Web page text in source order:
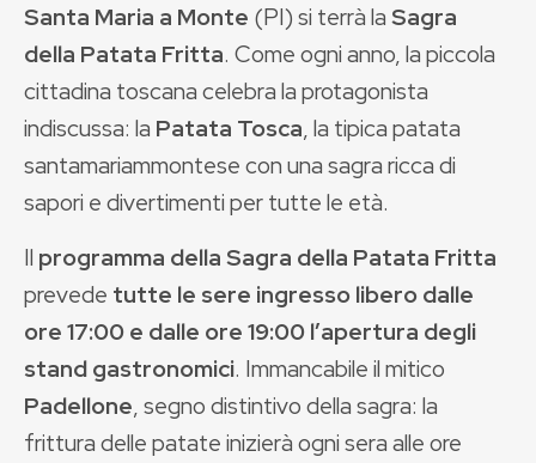
Santa Maria a Monte (PI) si terrà laSagra
della Patata Fritta. Come ogni anno, la piccola
cittadina toscana celebra la protagonista
indiscussa: la Patata Tosca, la tipica patata
santamariammontese con una sagra ricca di
sapori e divertimenti per tutte le età.
Il programma della Sagra della Patata Fritta
prevede tutte le sere ingresso libero dalle
ore 17:00 e dalle ore 19:00 l’apertura degli
stand gastronomici. Immancabile il mitico
Padellone, segno distintivo della sagra: la
frittura delle patate inizierà ogni sera alle ore